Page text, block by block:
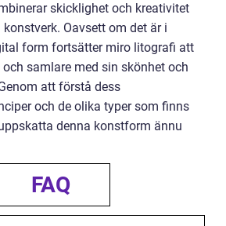
skicklighet och kreativitet
Oavsett om det är i
form fortsätter miro litografi att
samlare med sin skönhet och
att förstå dess
och de olika typer som finns
denna konstform ännu
FAQ